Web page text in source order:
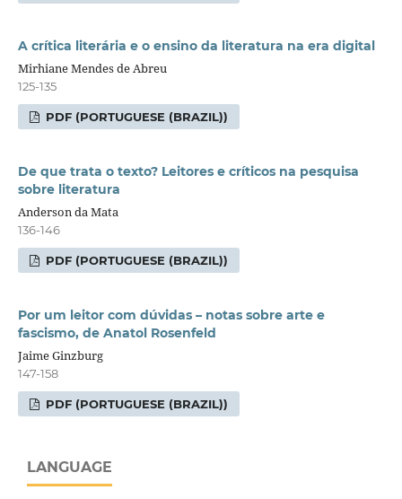
A crítica literária e o ensino da literatura na era digital
Mirhiane Mendes de Abreu
125-135
PDF (PORTUGUESE (BRAZIL))
De que trata o texto? Leitores e críticos na pesquisa
sobre literatura
Anderson da Mata
136-146
PDF (PORTUGUESE (BRAZIL))
Por um leitor com dúvidas – notas sobre arte e
fascismo, de Anatol Rosenfeld
Jaime Ginzburg
147-158
PDF (PORTUGUESE (BRAZIL))
LANGUAGE